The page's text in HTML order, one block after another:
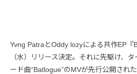
Yvng PatraとOddy lozyによる共作EP『
（水）リリース決定。それに先駆け、
ード曲“Batlogue”のMVが先行公開された